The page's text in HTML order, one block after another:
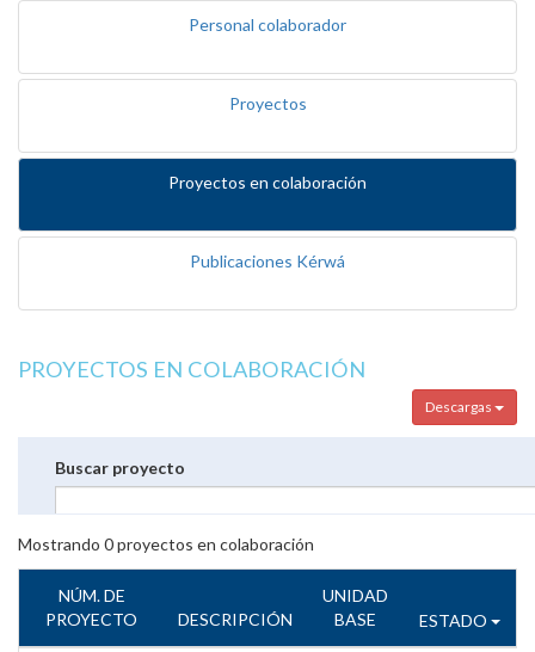
Personal colaborador
Proyectos
Proyectos en colaboración
Publicaciones Kérwá
PROYECTOS EN COLABORACIÓN
Descargas
Buscar proyecto
Mostrando 0proyectos en colaboración
NÚM. DE
PROYECTO
DESCRIPCIÓN
UNIDAD
BASE
ESTADO